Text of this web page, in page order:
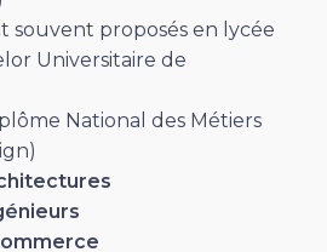
souvent proposés en lycée
Universitaire de
National des Métiers